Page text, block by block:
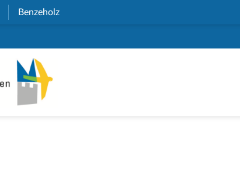
(External Link)
Benzeholz(External Link)